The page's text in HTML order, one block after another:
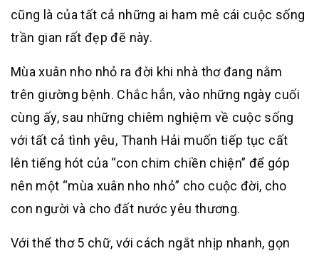
cũng là của tất cả những ai ham mê cái cuộc sống
trần gian rất đẹp đẽ này.
Mùa xuân nho nhỏ ra đời khi nhà thơ đang nằm
trên giường bệnh. Chắc hẳn, vào những ngày cuối
cùng ấy, sau những chiêm nghiệm về cuộc sống
với tất cả tình yêu, Thanh Hải muốn tiếp tục cất
lên tiếng hót của “con chim chiền chiện” để góp
nên một “mùa xuân nho nhỏ” cho cuộc đời, cho
con người và cho đất nước yêu thương.
Với thể thơ 5 chữ, với cách ngắt nhịp nhanh, gọn